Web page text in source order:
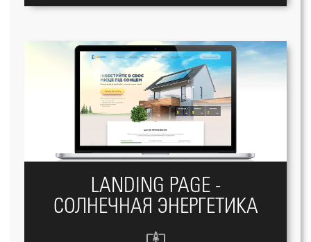
LANDING PAGE -
СОЛНЕЧНАЯ ЭНЕРГЕТИКА